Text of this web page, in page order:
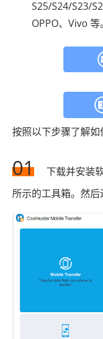
S25/S24/S23/
OPPO、Vivo 等。
按照以下步骤了解如
01
下载并安装
所示的工具箱。然后